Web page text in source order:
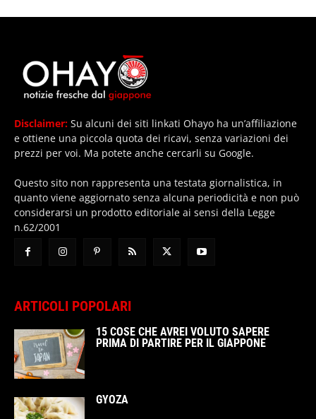
Disclaimer: Su alcuni dei siti linkati Ohayo ha un’affiliazione
e ottiene una piccola quota dei ricavi, senza variazioni dei
prezzi per voi. Ma potete anche cercarli su Google.
Questo sito non rappresenta una testata giornalistica, in
quanto viene aggiornato senza alcuna periodicità e non può
considerarsi un prodotto editoriale ai sensi della Legge
n.62/2001
ARTICOLI POPOLARI
15 COSE CHE AVREI VOLUTO SAPERE
PRIMA DI PARTIRE PER IL GIAPPONE
GYOZA